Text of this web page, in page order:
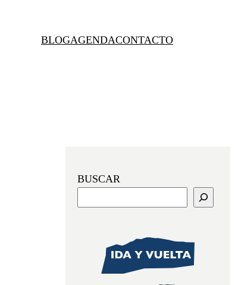
BLOGAGENDACONTACTO
BUSCAR